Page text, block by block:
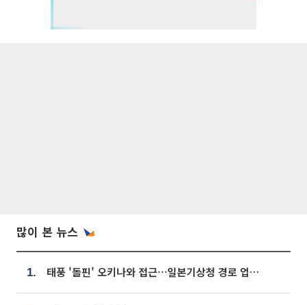
많이 본 뉴스
1. 태풍 '돌핀' 오키나와 접근…일본기상청 경로 업데이트